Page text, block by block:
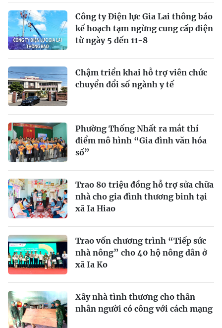
Công ty Điện lực Gia Lai thông báo
kế hoạch tạm ngừng cung cấp điện
từ ngày 5 đến 11-8
Chậm triển khai hỗ trợ viên chức
chuyển đổi số ngành y tế
Phường Thống Nhất ra mắt thí
điểm mô hình “Gia đình văn hóa
số”
Trao 80 triệu đồng hỗ trợ sửa chữa
nhà cho gia đình thương binh tại
xã Ia Hiao
Trao vốn chương trình “Tiếp sức
nhà nông” cho 40 hộ nông dân ở
xã Ia Ko
Xây nhà tình thương cho thân
nhân người có công với cách mạng